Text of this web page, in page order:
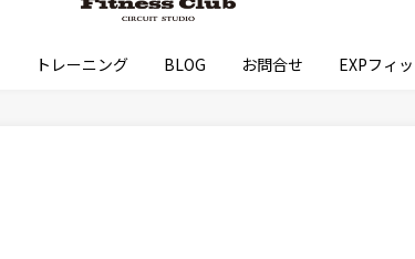
トレーニング BLOG お問合せ EXPフィ